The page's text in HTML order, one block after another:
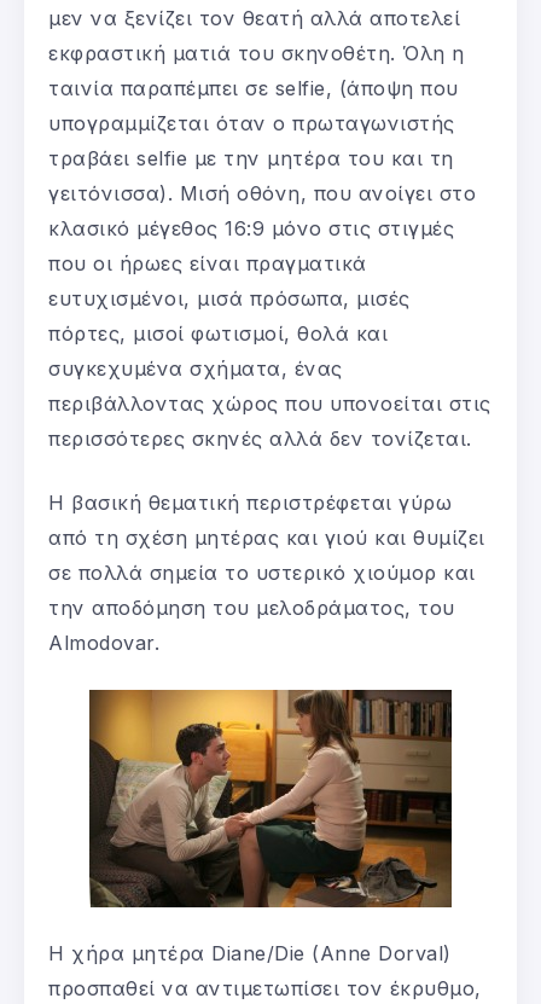
μεν να ξενίζει τον θεατή αλλά αποτελεί
εκφραστική ματιά του σκηνοθέτη. Όλη η
ταινία παραπέμπει σε selfie, (άποψη που
υπογραμμίζεται όταν ο πρωταγωνιστής
τραβάει selfie με την μητέρα του και τη
γειτόνισσα). Μισή οθόνη, που ανοίγει στο
κλασικό μέγεθος 16:9 μόνο στις στιγμές
που οι ήρωες είναι πραγματικά
ευτυχισμένοι, μισά πρόσωπα, μισές
πόρτες, μισοί φωτισμοί, θολά και
συγκεχυμένα σχήματα, ένας
περιβάλλοντας χώρος που υπονοείται στις
περισσότερες σκηνές αλλά δεν τονίζεται.
Η βασική θεματική περιστρέφεται γύρω
από τη σχέση μητέρας και γιού και θυμίζει
σε πολλά σημεία το υστερικό χιούμορ και
την αποδόμηση του μελοδράματος, του
Almodovar.
Η χήρα μητέρα Diane/Die (Anne Dorval)
προσπαθεί να αντιμετωπίσει τον έκρυθμο,